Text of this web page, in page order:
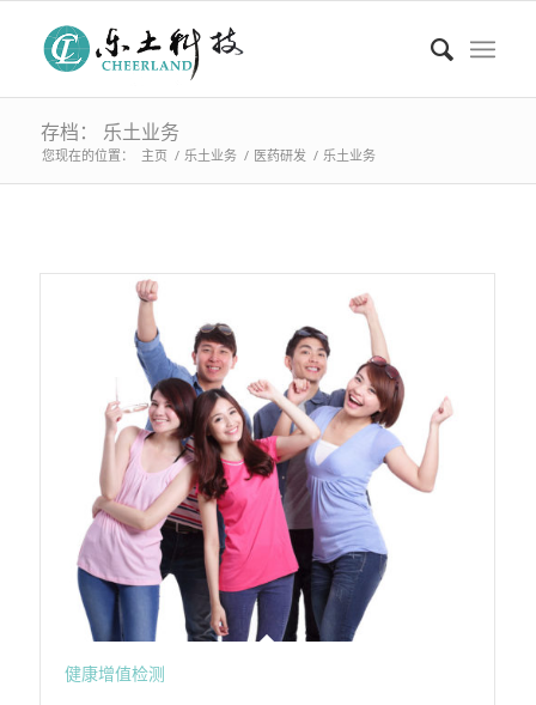
存档： 乐土业务
您现在的位置： 主页 / 乐土业务 / 医药研发 / 乐土业务
健康增值检测